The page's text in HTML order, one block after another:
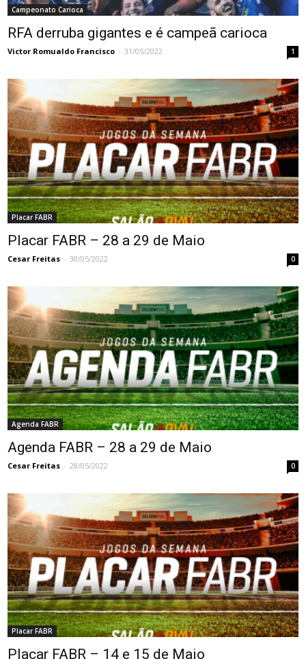
Campeonato Carioca
RFA derruba gigantes e é campeã carioca
Victor Romualdo Francisco - 31/05/2022 1
Placar FABR
Placar FABR – 28 a 29 de Maio
Cesar Freitas - 30/05/2022 0
Agenda FABR
Agenda FABR – 28 a 29 de Maio
Cesar Freitas - 28/05/2022 0
Placar FABR
Placar FABR – 14 e 15 de Maio